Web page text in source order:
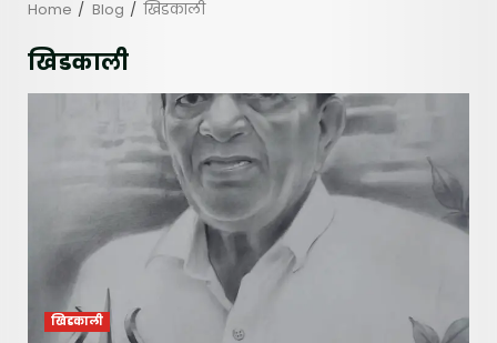
Home Blog खिडकाली
खिडकाली
खिडकाली